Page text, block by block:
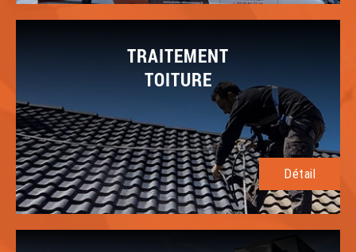
TRAITEMENT
TOITURE
Détail